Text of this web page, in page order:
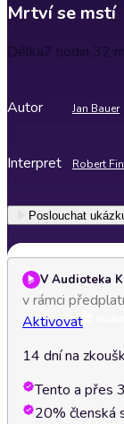
Mrtví se mstí
Délka7 hodin 32
Autor Jan Bauer
Interpret Robert
Poslouchat
V Audioteka
v rámci
Aktivovat
14 dní na
Tento a přes
20% členská